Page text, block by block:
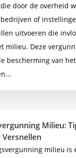
door de overheid
of
uitvoeren die
milieu. Deze
bescherming van
Milieu:
milieu is